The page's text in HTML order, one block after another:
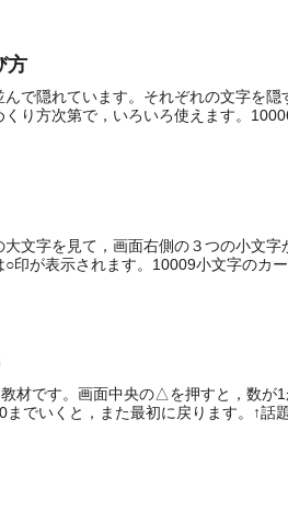
方
で隠れています。それぞれの文字を
り方次第で，いろいろ使えます。
文字を見て，画面右側の３つの小文
印が表示されます。10009小文字のカー
材です。画面中央の△を押すと，数
でいくと，また最初に戻ります。↑話